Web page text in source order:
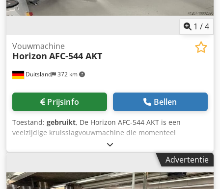
1 /4
Duitsland 372 km
Vouwmachine
Horizon AFC-544 AKT
Prijsinfo Bellen
Toestand: gebruikt, De Horizon AFC-544 AKT is een
veelzijdige kruisslagvouwmachine die momenteel
operationeel is in een Duitse drukkerij. Ontworpen voor
velformaten tot 540 x 760 mm (minimaal 120 x 172 mm)
combineert deze machine efficiëntie met flexibiliteit,
geschikt voor een breed scala aan vouwtoepassingen. De
vouwmachine beschikt over vier vouwplaten met mes in de
Advertentie